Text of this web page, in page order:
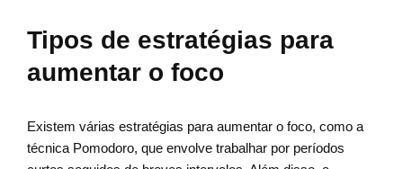
Tipos de estratégias para
aumentar o foco
Existem várias estratégias para aumentar o foco, como a
técnica Pomodoro, que envolve trabalhar por períodos